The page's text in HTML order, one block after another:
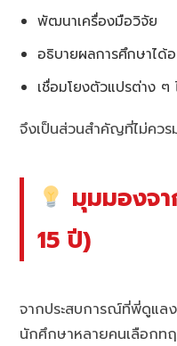
พัฒนาเครื่องมือวิจัย
อธิบายผลการศึกษาได้
เชื่อมโยงตัวแปรต่าง ๆ
จึงเป็นส่วนสำคัญที่ไม่ควร
มุมมองจ
15 ปี)
จากประสบการณ์ที่พี่ดูแล
นักศึกษาหลายคนเลือกท